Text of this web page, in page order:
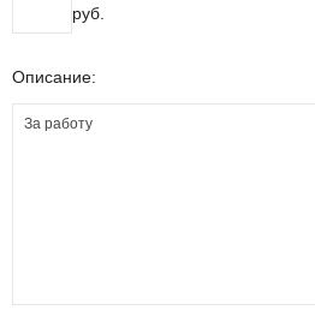
руб.
Описание: